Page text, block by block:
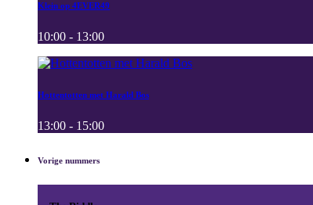
Klein op 4EVER49
10:00 - 13:00
Hottentotten met Harald Bos
13:00 - 15:00
Vorige nummers